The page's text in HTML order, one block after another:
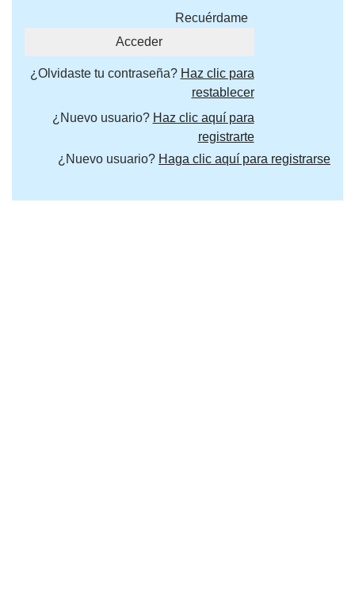
Recuérdame
¿Olvidaste tu contraseña? Haz clic para
restablecer
¿Nuevo usuario? Haz clic aquí para
registrarte
¿Nuevo usuario? Haga clic aquí para registrarse